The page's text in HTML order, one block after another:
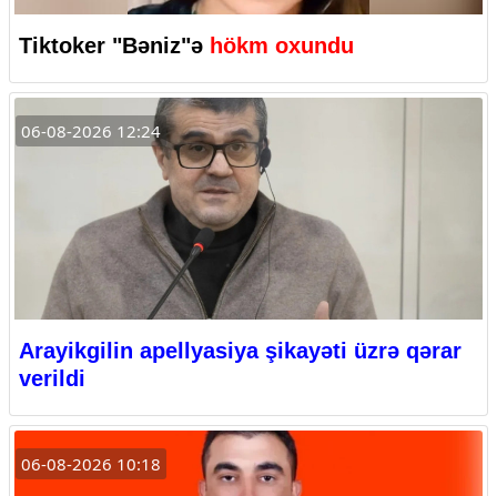
Tiktoker "Bəniz"ə hökm oxundu
06-08-2026 12:24
Arayikgilin apellyasiya şikayəti üzrə qərar
verildi
06-08-2026 10:18